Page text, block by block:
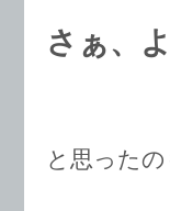
さぁ、
と思った